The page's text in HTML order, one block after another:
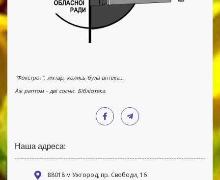
"Фокстрот", ліхтар, колись була аптека...
Аж раптом - дві сосни. Бібліотека.
Наша адреса:
88018 м Ужгород, пр. Свободи, 16